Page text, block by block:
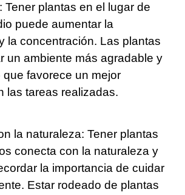
Tener plantas en el lugar de
puede aumentar la
la concentración. Las plantas
un ambiente más agradable y
que favorece un mejor
las tareas realizadas.
la naturaleza: Tener plantas
conecta con la naturaleza y
la importancia de cuidar
Estar rodeado de plantas